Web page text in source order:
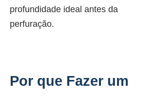
profundidade ideal antes da
perfuração.
Por que Fazer um